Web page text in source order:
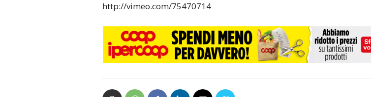
http://vimeo.com/75470714